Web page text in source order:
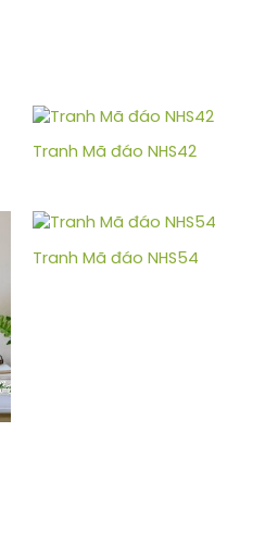
Tranh Mã đáo NHS42
Tranh Mã đáo NHS54